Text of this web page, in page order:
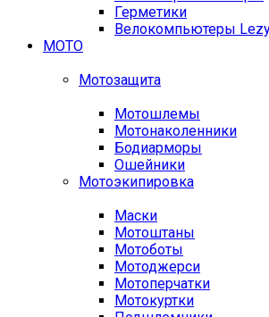
Герметики
Велокомпьютеры
МОТО
Мотозащита
Мотошлемы
Мотонаколенники
Бодиарморы
Ошейники
Мотоэкипировка
Маски
Мотоштаны
Мотоботы
Мотоджерси
Мотоперчатки
Мотокуртки